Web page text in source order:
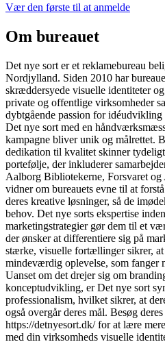
Vær den første til at anmelde
Om bureauet
Det nye sort er et reklamebureau
Nordjylland. Siden 2010 har
skræddersyede visuelle identiteter
private og offentlige virksomheder
dybtgående passion for idéudvikling
Det nye sort med en
kampagne bliver unik og målrettet.
dedikation til kvalitet skinner
portefølje, der inkluderer
Aalborg Bibliotekerne, Forsvaret
vidner om bureauets evne til at
deres kreative løsninger, så de
behov. Det nye sorts ekspertise
marketingstrategier gør dem til et
der ønsker at differentiere sig på
stærke, visuelle fortællinger sikrer,
mindeværdig oplevelse, som fanger
Uanset om det drejer sig om
konceptudvikling, er Det nye sort
professionalism, hvilket sikrer, at
også overgår deres mål. Besøg
https://detnyesort.dk/ for at lære
med din virksomheds visuelle